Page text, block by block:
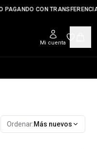
CON TRANSFERENCIA•
Mi cuenta
Ordenar:Más nuevos